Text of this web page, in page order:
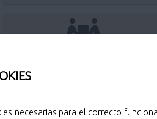
necesarias para el correcto